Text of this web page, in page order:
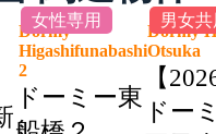
女性専用
Dormy
Higashifunabashi
2
ドーミー東
男女共
Dormy
Otsuka
【
ドー